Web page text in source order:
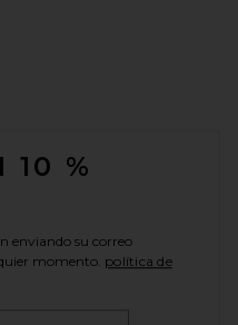
10 %
enviando su correo
momento. política de